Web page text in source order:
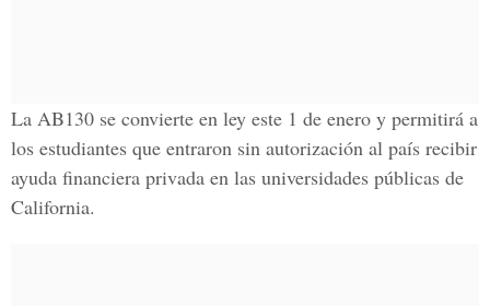
La AB130 se convierte en ley este 1 de enero y permitirá a
los estudiantes que entraron sin autorización al país recibir
ayuda financiera privada en las universidades públicas de
California.